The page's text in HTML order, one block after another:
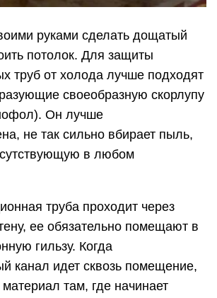
руками сделать дощатый
потолок. Для защиты
труб от холода лучше подходят
своеобразную скорлупу
Он лучше
не так сильно вбирает пыль,
в любом
труба проходит через
ее обязательно помещают в
гильзу. Когда
канал идет сквозь помещение,
там, где начинает